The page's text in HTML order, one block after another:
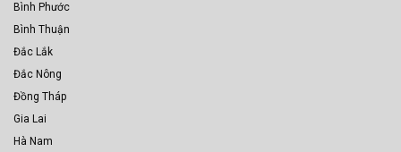
Bình Phước
Bình Thuận
Đắc Lắk
Đắc Nông
Đồng Tháp
Gia Lai
Hà Nam